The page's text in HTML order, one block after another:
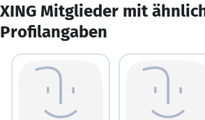
XING Mitglieder mit
Profilangaben